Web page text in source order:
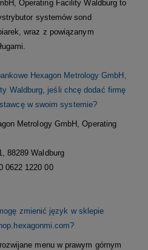
Operating Facility Waldburg to
systemów sond
wraz z powiązanym
Hexagon Metrology GmbH,
Waldburg, jeśli chcę dodać firmę
w swoim systemie?
Metrology GmbH, Operating
88289 Waldburg
0622 1220 00
zmienić język w sklepie
menu w prawym górnym